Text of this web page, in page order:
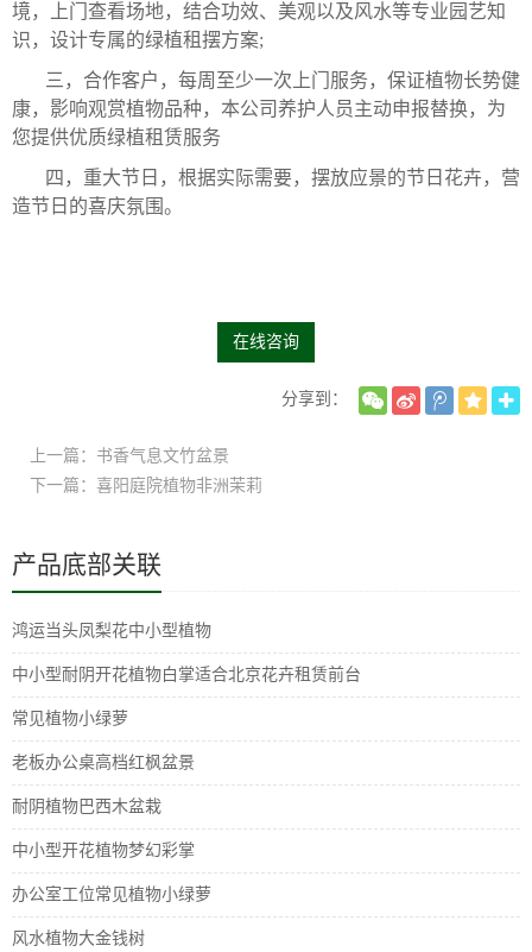
境，上门查看场地，结合功效、美观以及风水等专业园艺知
识，设计专属的绿植租摆方案;
三，合作客户，每周至少一次上门服务，保证植物长势健
康，影响观赏植物品种，本公司养护人员主动申报替换，为
您提供优质绿植租赁服务
四，重大节日，根据实际需要，摆放应景的节日花卉，营
造节日的喜庆氛围。
在线咨询
分享到：
上一篇：书香气息文竹盆景
下一篇：喜阳庭院植物非洲茉莉
产品底部关联
鸿运当头凤梨花中小型植物
中小型耐阴开花植物白掌适合北京花卉租赁前台
常见植物小绿萝
老板办公桌高档红枫盆景
耐阴植物巴西木盆栽
中小型开花植物梦幻彩掌
办公室工位常见植物小绿萝
风水植物大金钱树